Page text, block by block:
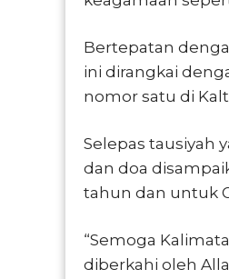
Bertepatan
ini dirangkai
nomor satu di
Selepas tausiyah
dan doa
tahun dan untuk
“Semoga
diberkahi oleh